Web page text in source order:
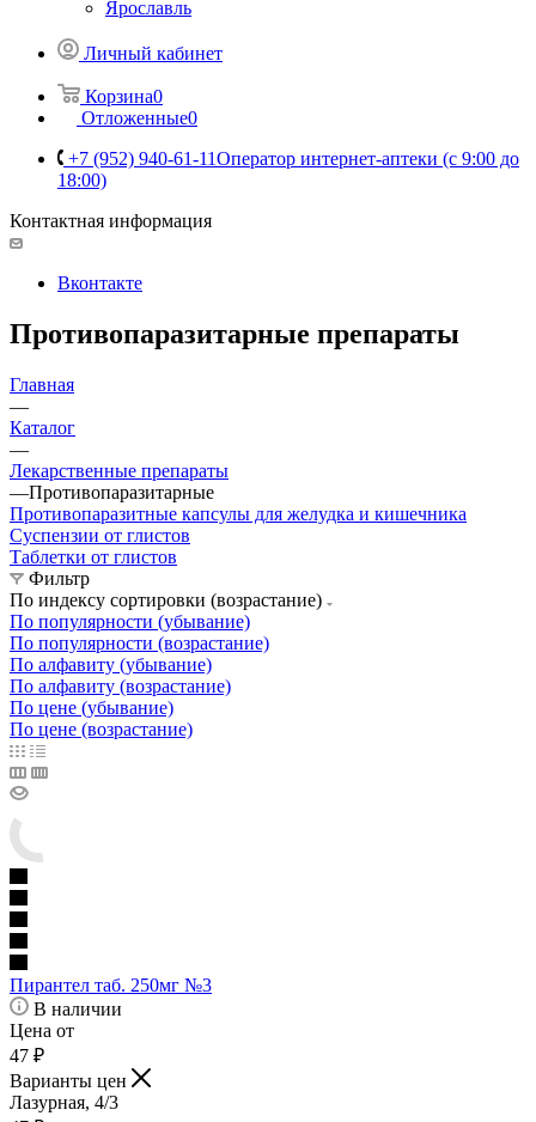
Ярославль
Личный кабинет
Корзина0
Отложенные0
+7 (952) 940-61-11Оператор интернет-аптеки (с 9:00 до
18:00)
Контактная информация
Вконтакте
Противопаразитарные препараты
Главная
—
Каталог
—
Лекарственные препараты
—Противопаразитарные
Противопаразитные капсулы для желудка и кишечника
Суспензии от глистов
Таблетки от глистов
Фильтр
По индексу сортировки (возрастание)
По популярности (убывание)
По популярности (возрастание)
По алфавиту (убывание)
По алфавиту (возрастание)
По цене (убывание)
По цене (возрастание)
Пирантел таб. 250мг №3
В наличии
Цена от
47 ₽
Варианты цен
Лазурная, 4/3